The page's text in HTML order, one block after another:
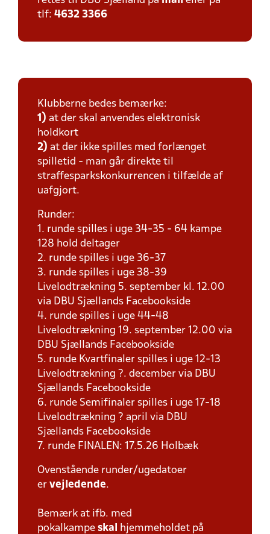
tlf: 4632 3366
Klubberne bedes bemærke:
1) at der skal anvendes elektronisk
holdkort
2) at der ikke spilles med forlænget
spilletid - man går direkte til
straffesparkskonkurrencen i tilfælde af
uafgjort.
Runder:
1. runde spilles i uge 34-35 - 64 kampe
128 hold deltager
2. runde spilles i uge 36-37
3. runde spilles i uge 38-39
Livelodtrækning 5. september kl. 12.00
via DBU Sjællands Facebookside
4. runde spilles i uge 44-48
Livelodtrækning 19. september 12.00 via
DBU Sjællands Facebookside
5. runde Kvartfinaler spilles i uge 12-13
Livelodtrækning ?. december via DBU
Sjællands Facebookside
6. runde Semifinaler spilles i uge 17-18
Livelodtrækning ? april via DBU
Sjællands Facebookside
7. runde FINALEN: 17.5.26 Holbæk
Ovenstående runder/ugedatoer
er vejledende.
Bemærk at ifb. med
pokalkampe skal
hjemmeholdet på